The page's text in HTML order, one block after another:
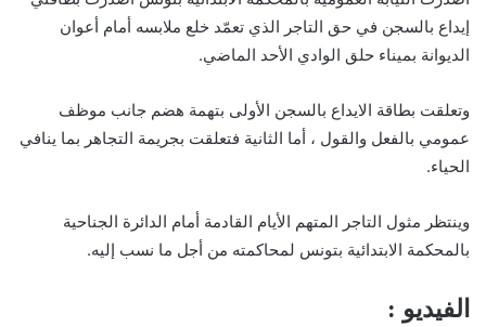
إيداع بالسجن في حق التاجر الذي تعمّد خلع ملابسه أمام أعوان
الديوانة بميناء حلق الوادي الأحد الماضي.
وتعلقت بطاقة الايداع بالسجن الأولى بتهمة هضم جانب موظف
عمومي بالفعل والقول ، أما الثانية فتعلقت بجريمة التجاهر بما ينافي
الحياء.
وينتظر مثول التاجر المتهم الأيام القادمة أمام الدائرة الجناحية
بالمحكمة الابتدائية بتونس لمحاكمته من أجل ما نسب إليه.
الفيديو :